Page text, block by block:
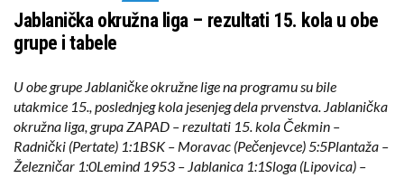
Jablanička okružna liga – rezultati 15. kola u obe
grupe i tabele
U obe grupe Jablaničke okružne lige na programu su bile
utakmice 15., poslednjeg kola jesenjeg dela prvenstva. Jablanička
okružna liga, grupa ZAPAD – rezultati 15. kola Čekmin –
Radnički (Pertate) 1:1BSK – Moravac (Pečenjevce) 5:5Plantaža –
Železničar 1:0Lemind 1953 – Jablanica 1:1Sloga (Lipovica) –